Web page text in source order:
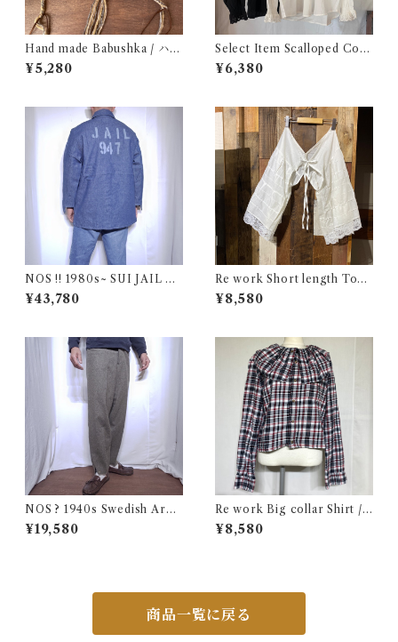
Hand made Babushka / ハン
ドメイド バブーシュカ
¥5,280
Select Item Scalloped Cott
on Shirt / スカラップ コット
ン シャツ
¥6,380
NOS !! 1980s~ SUI JAIL De
nim Work Jacket with Stenc
il / USA 実物 デッドストック
¥43,780
Re work Short length Tops
/ リワーク ショート丈 ボレロ
シャツ 古着
¥8,580
NOS ? 1940s Swedish Arm
y Wool Pants / デッドストッ
ク？ユーロ ミリタリー スウェ
¥19,580
Re work Big collar Shirt /
リワーク ビックカラー シャツ
古着
¥8,580
商品一覧に戻る